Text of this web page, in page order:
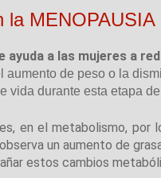
la MENOPAUSIA
ayuda a las mujeres a
aumento de peso o la
vida durante esta etapa
en el metabolismo, por
un aumento de
estos cambios